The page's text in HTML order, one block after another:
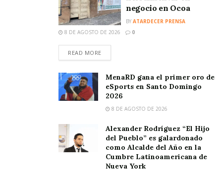
negocio en Ocoa
BY ATARDECER PRENSA
8 DE AGOSTO DE 2026
0
READ MORE
MenaRD gana el primer oro de
eSports en Santo Domingo
2026
8 DE AGOSTO DE 2026
Alexander Rodríguez “El Hijo
del Pueblo” es galardonado
como Alcalde del Año en la
Cumbre Latinoamericana de
Nueva York